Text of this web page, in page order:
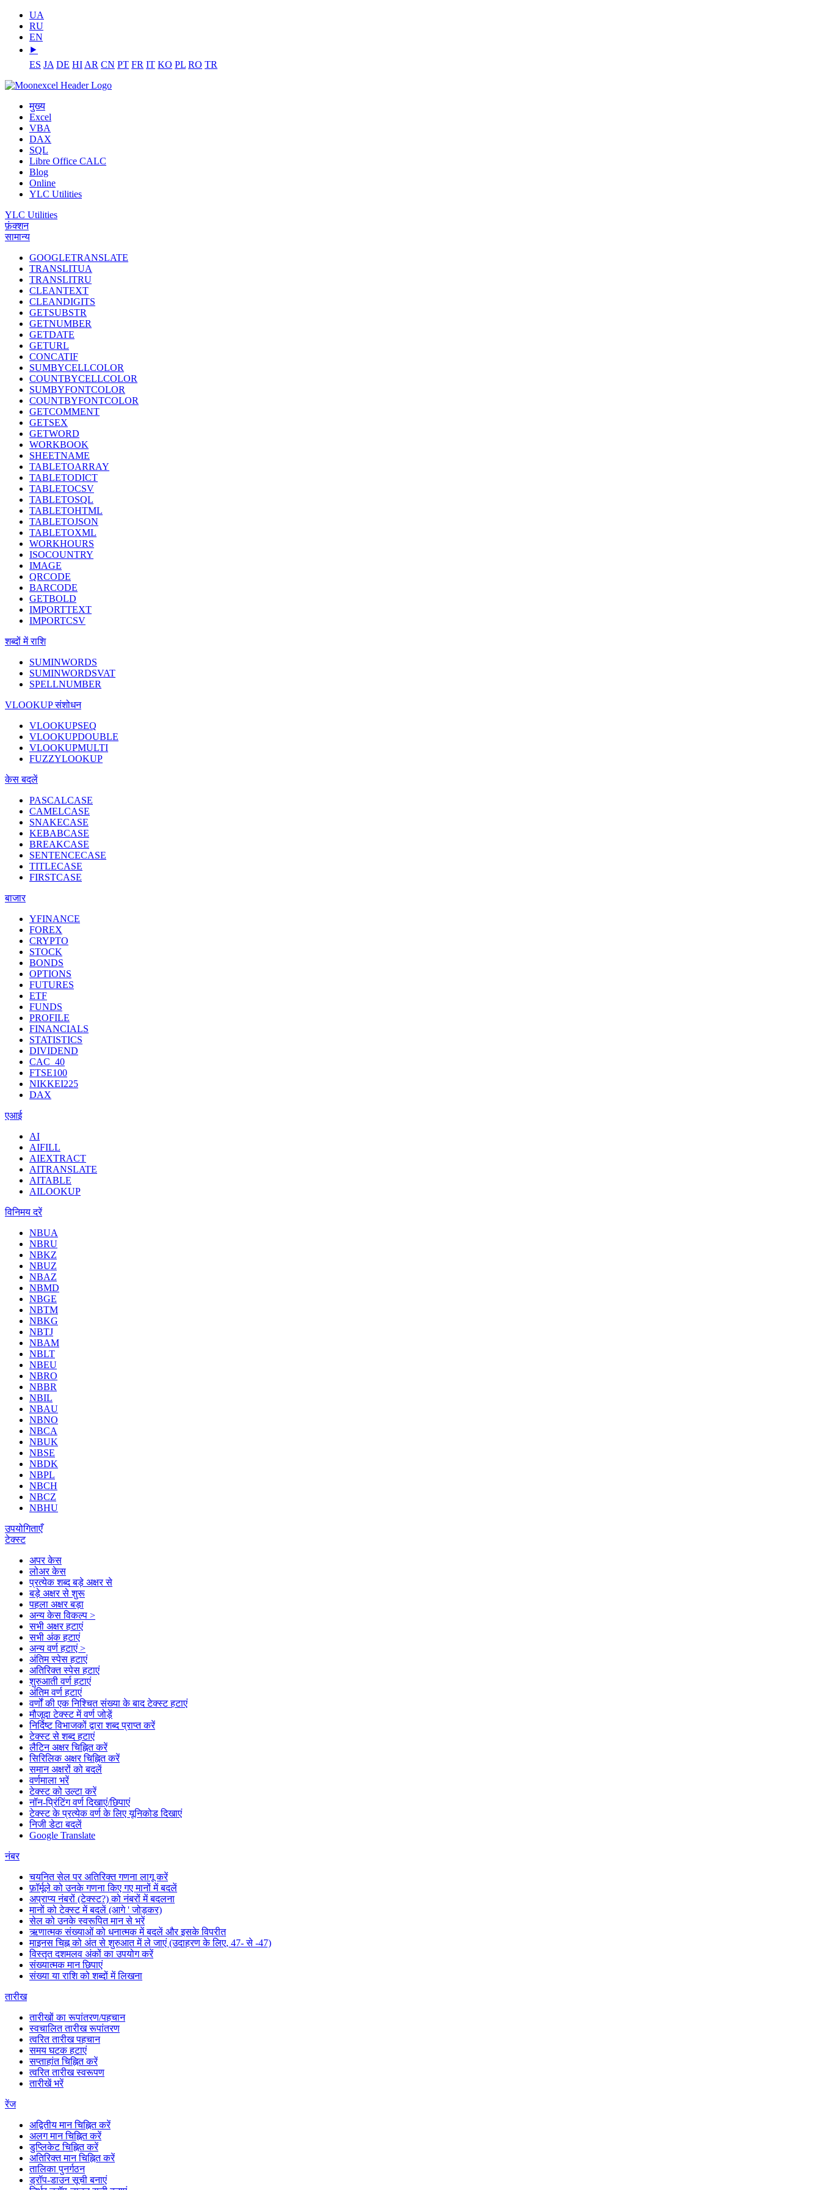
UA
RU
EN
⯈
ES JA DE HI AR CN PT FR IT KO PL RO TR
मुख्य
Excel
VBA
DAX
SQL
Libre Office CALC
Blog
Online
YLC Utilities
YLC Utilities
फ़ंक्शन
सामान्य
GOOGLETRANSLATE
TRANSLITUA
TRANSLITRU
CLEANTEXT
CLEANDIGITS
GETSUBSTR
GETNUMBER
GETDATE
GETURL
CONCATIF
SUMBYCELLCOLOR
COUNTBYCELLCOLOR
SUMBYFONTCOLOR
COUNTBYFONTCOLOR
GETCOMMENT
GETSEX
GETWORD
WORKBOOK
SHEETNAME
TABLETOARRAY
TABLETODICT
TABLETOCSV
TABLETOSQL
TABLETOHTML
TABLETOJSON
TABLETOXML
WORKHOURS
ISOCOUNTRY
IMAGE
QRCODE
BARCODE
GETBOLD
IMPORTTEXT
IMPORTCSV
शब्दों में राशि
SUMINWORDS
SUMINWORDSVAT
SPELLNUMBER
VLOOKUP संशोधन
VLOOKUPSEQ
VLOOKUPDOUBLE
VLOOKUPMULTI
FUZZYLOOKUP
केस बदलें
PASCALCASE
CAMELCASE
SNAKECASE
KEBABCASE
BREAKCASE
SENTENCECASE
TITLECASE
FIRSTCASE
बाजार
YFINANCE
FOREX
CRYPTO
STOCK
BONDS
OPTIONS
FUTURES
ETF
FUNDS
PROFILE
FINANCIALS
STATISTICS
DIVIDEND
CAC_40
FTSE100
NIKKEI225
DAX
एआई
AI
AIFILL
AIEXTRACT
AITRANSLATE
AITABLE
AILOOKUP
विनिमय दरें
NBUA
NBRU
NBKZ
NBUZ
NBAZ
NBMD
NBGE
NBTM
NBKG
NBTJ
NBAM
NBLT
NBEU
NBRO
NBBR
NBIL
NBAU
NBNO
NBCA
NBUK
NBSE
NBDK
NBPL
NBCH
NBCZ
NBHU
उपयोगिताएँ
टेक्स्ट
अपर केस
लोअर केस
प्रत्येक शब्द बड़े अक्षर से
बड़े अक्षर से शुरू
पहला अक्षर बड़ा
अन्य केस विकल्प >
सभी अक्षर हटाएं
सभी अंक हटाएं
अन्य वर्ण हटाएं >
अंतिम स्पेस हटाएं
अतिरिक्त स्पेस हटाएं
शुरुआती वर्ण हटाएं
अंतिम वर्ण हटाएं
वर्णों की एक निश्चित संख्या के बाद टेक्स्ट हटाएं
मौजूदा टेक्स्ट में वर्ण जोड़ें
निर्दिष्ट विभाजकों द्वारा शब्द प्राप्त करें
टेक्स्ट से शब्द हटाएं
लैटिन अक्षर चिह्नित करें
सिरिलिक अक्षर चिह्नित करें
समान अक्षरों को बदलें
वर्णमाला भरें
टेक्स्ट को उल्टा करें
नॉन-प्रिंटिंग वर्ण दिखाएं/छिपाएं
टेक्स्ट के प्रत्येक वर्ण के लिए यूनिकोड दिखाएं
निजी डेटा बदलें
Google Translate
नंबर
चयनित सेल पर अतिरिक्त गणना लागू करें
फ़ॉर्मूले को उनके गणना किए गए मानों में बदलें
अप्राप्य नंबरों (टेक्स्ट?) को नंबरों में बदलना
मानों को टेक्स्ट में बदलें (आगे ' जोड़कर)
सेल को उनके स्वरूपित मान से भरें
ऋणात्मक संख्याओं को धनात्मक में बदलें और इसके विपरीत
माइनस चिह्न को अंत से शुरुआत में ले जाएं (उदाहरण के लिए, 47- से -47)
विस्तृत दशमलव अंकों का उपयोग करें
संख्यात्मक मान छिपाएं
संख्या या राशि को शब्दों में लिखना
तारीख
तारीखों का रूपांतरण/पहचान
स्वचालित तारीख रूपांतरण
त्वरित तारीख पहचान
समय घटक हटाएं
सप्ताहांत चिह्नित करें
त्वरित तारीख स्वरूपण
तारीखें भरें
रेंज
अद्वितीय मान चिह्नित करें
अलग मान चिह्नित करें
डुप्लिकेट चिह्नित करें
अतिरिक्त मान चिह्नित करें
तालिका पुनर्गठन
ड्रॉप-डाउन सूची बनाएं